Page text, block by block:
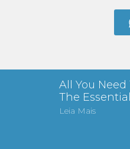
All You
The
Leia Mais